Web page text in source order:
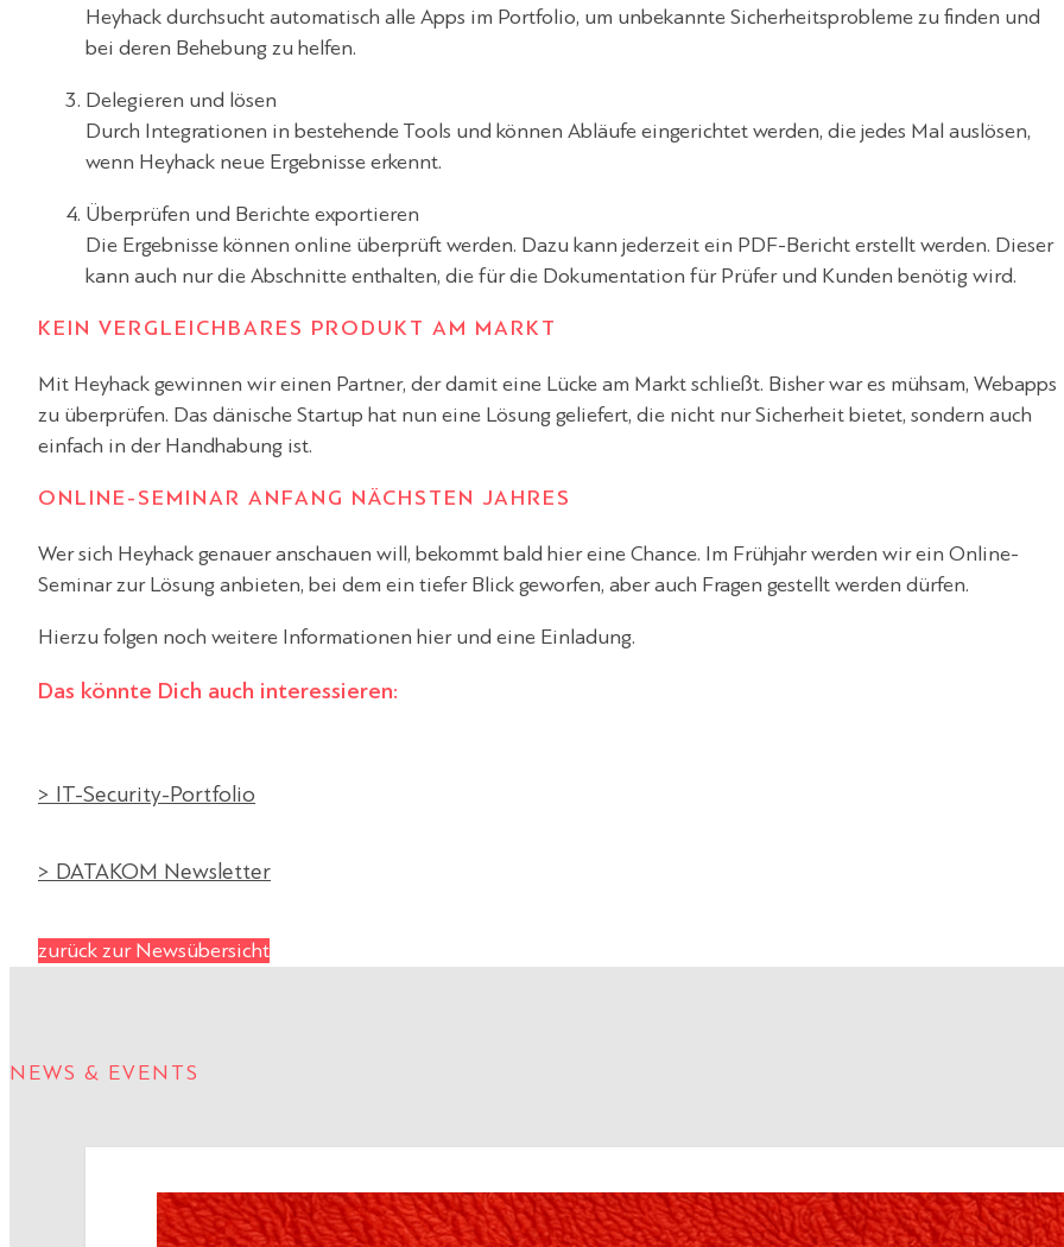
Heyhack durchsucht automatisch alle Apps im Portfolio, um unbekannte Sicherheitsprobleme zu finden und
bei deren Behebung zu helfen.
Delegieren und lösen
Durch Integrationen in bestehende Tools und können Abläufe eingerichtet werden, die jedes Mal auslösen,
wenn Heyhack neue Ergebnisse erkennt.
Überprüfen und Berichte exportieren
Die Ergebnisse können online überprüft werden. Dazu kann jederzeit ein PDF-Bericht erstellt werden. Dieser
kann auch nur die Abschnitte enthalten, die für die Dokumentation für Prüfer und Kunden benötig wird.
KEIN VERGLEICHBARES PRODUKT AM MARKT
Mit Heyhack gewinnen wir einen Partner, der damit eine Lücke am Markt schließt. Bisher war es mühsam, Webapps
zu überprüfen. Das dänische Startup hat nun eine Lösung geliefert, die nicht nur Sicherheit bietet, sondern auch
einfach in der Handhabung ist.
ONLINE-SEMINAR ANFANG NÄCHSTEN JAHRES
Wer sich Heyhack genauer anschauen will, bekommt bald hier eine Chance. Im Frühjahr werden wir ein Online-
Seminar zur Lösung anbieten, bei dem ein tiefer Blick geworfen, aber auch Fragen gestellt werden dürfen.
Hierzu folgen noch weitere Informationen hier und eine Einladung.
Das könnte Dich auch interessieren:
> IT-Security-Portfolio
> DATAKOM Newsletter
zurück zur Newsübersicht
NEWS & EVENTS